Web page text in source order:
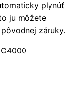
plynúť
ju môžete
záruky.